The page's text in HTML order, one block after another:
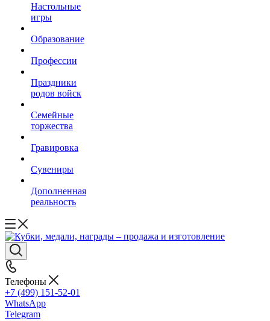
Настольные
игры
Образование
Профессии
Праздники
родов войск
Семейные
торжества
Гравировка
Сувениры
Дополненная
реальность
Телефоны
+7 (499) 151-52-01
WhatsApp
Telegram